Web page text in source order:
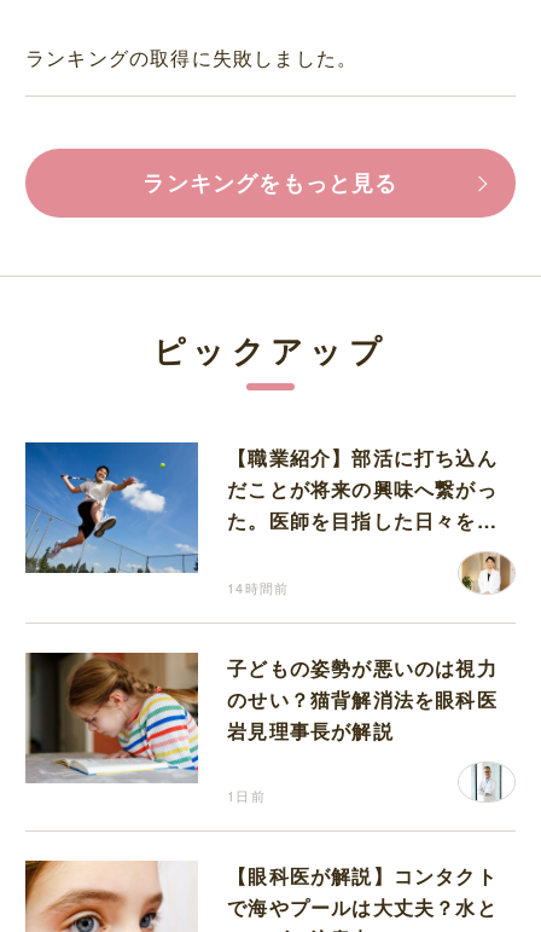
ランキングの取得に失敗しました。
ランキングをもっと見る
ピックアップ
【職業紹介】部活に打ち込ん
だことが将来の興味へ繋がっ
た。医師を目指した日々を振
14時間前
子どもの姿勢が悪いのは視力
のせい？猫背解消法を眼科医
岩見理事長が解説
1日前
【眼科医が解説】コンタクト
で海やプールは大丈夫？水と